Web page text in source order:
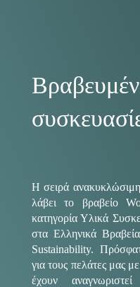
Η σειρά
λάβει το βραβείο
κατηγορία Υλικά
στα Ελληνικά
Sustainability.
για τους πελάτες μας
έχουν